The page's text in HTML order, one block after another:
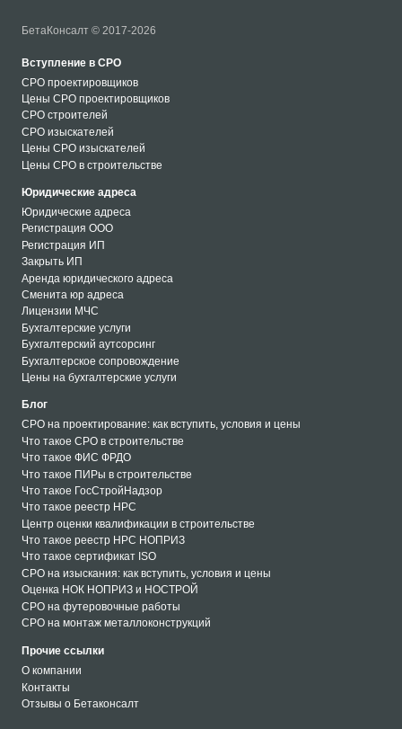
БетаКонсалт © 2017-2026
Вступление в СРО
СРО проектировщиков
Цены СРО проектировщиков
СРО строителей
СРО изыскателей
Цены СРО изыскателей
Цены СРО в строительстве
Юридические адреса
Юридические адреса
Регистрация ООО
Регистрация ИП
Закрыть ИП
Аренда юридического адреса
Сменита юр адреса
Лицензии МЧС
Бухгалтерские услуги
Бухгалтерский аутсорсинг
Бухгалтерское сопровождение
Цены на бухгалтерские услуги
Блог
СРО на проектирование: как вступить, условия и цены
Что такое СРО в строительстве
Что такое ФИС ФРДО
Что такое ПИРы в строительстве
Что такое ГосСтройНадзор
Что такое реестр НРС
Центр оценки квалификации в строительстве
Что такое реестр НРС НОПРИЗ
Что такое сертификат ISO
СРО на изыскания: как вступить, условия и цены
Оценка НОК НОПРИЗ и НОСТРОЙ
СРО на футеровочные работы
СРО на монтаж металлоконструкций
СРО на монтаж металлоконструкций
СРО на футеровочные работы
СРО на земляные работы
СРО на скважины
Прочие ссылки
О компании
Контакты
Отзывы о Бетаконсалт